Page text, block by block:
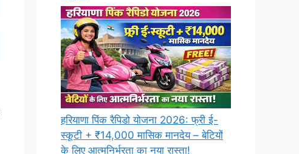
हरियाणा पिंक रैपिडो योजना 2026: फ्री ई-
स्कूटी + ₹14,000 मासिक मानदेय – बेटियों
के लिए आत्मनिर्भरता का नया रास्ता!